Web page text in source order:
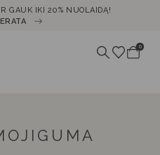
GAUK IKI 20% NUOLAIDĄ!
0